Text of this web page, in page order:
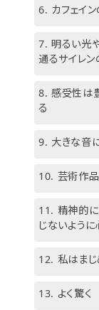
6. カフェイ
7. 明るい光
通るサイレ
8. 感受性は
る
9. 大きな音
10. 芸術作
11. 精神的
じないよう
12. 私はま
13. よく驚く